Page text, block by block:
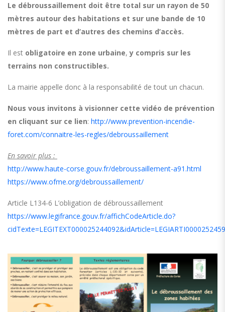
Le débroussaillement doit être total sur un rayon de 50
mètres autour des habitations et sur une bande de 10
mètres de part et d’autres des chemins d’accès.
Il est obligatoire en zone urbaine,y compris sur les
terrains non constructibles.
La mairie appelle donc à la responsabilité de tout un chacun.
Nous vous invitons à visionner cette vidéo de prévention
en cliquant sur ce lien: http://www.prevention-incendie-
foret.com/connaitre-les-regles/debroussaillement
En savoir plus :
http://www.haute-corse.gouv.fr/debroussaillement-a91.html
https://www.ofme.org/debroussaillement/
Article L134-6 L’obligation de débroussaillement
https://www.legifrance.gouv.fr/affichCodeArticle.do?